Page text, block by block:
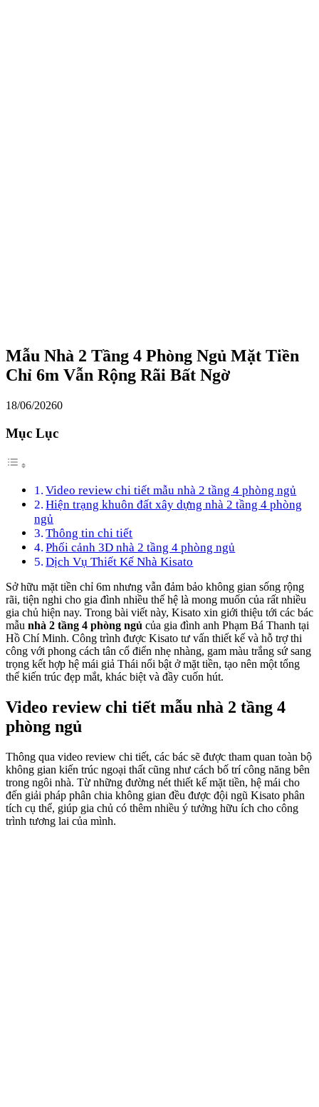
Mẫu Nhà 2 Tầng 4 Phòng Ngủ Mặt Tiền
Chỉ 6m Vẫn Rộng Rãi Bất Ngờ
18/06/20260
Mục Lục
Video review chi tiết mẫu nhà 2 tầng 4 phòng ngủ
Hiện trạng khuôn đất xây dựng nhà 2 tầng 4 phòng
ngủ
Thông tin chi tiết
Phối cảnh 3D nhà 2 tầng 4 phòng ngủ
Dịch Vụ Thiết Kế Nhà Kisato
Sở hữu mặt tiền chỉ 6m nhưng vẫn đảm bảo không gian sống rộng
rãi, tiện nghi cho gia đình nhiều thế hệ là mong muốn của rất nhiều
gia chủ hiện nay. Trong bài viết này, Kisato xin giới thiệu tới các bác
mẫu nhà 2 tầng 4 phòng ngủ của gia đình anh Phạm Bá Thanh tại
Hồ Chí Minh. Công trình được Kisato tư vấn thiết kế và hỗ trợ thi
công với phong cách tân cổ điển nhẹ nhàng, gam màu trắng sứ sang
trọng kết hợp hệ mái giả Thái nổi bật ở mặt tiền, tạo nên một tổng
thể kiến trúc đẹp mắt, khác biệt và đầy cuốn hút.
Video review chi tiết mẫu nhà 2 tầng 4
phòng ngủ
Thông qua video review chi tiết, các bác sẽ được tham quan toàn bộ
không gian kiến trúc ngoại thất cũng như cách bố trí công năng bên
trong ngôi nhà. Từ những đường nét thiết kế mặt tiền, hệ mái cho
đến giải pháp phân chia không gian đều được đội ngũ Kisato phân
tích cụ thể, giúp gia chủ có thêm nhiều ý tưởng hữu ích cho công
trình tương lai của mình.